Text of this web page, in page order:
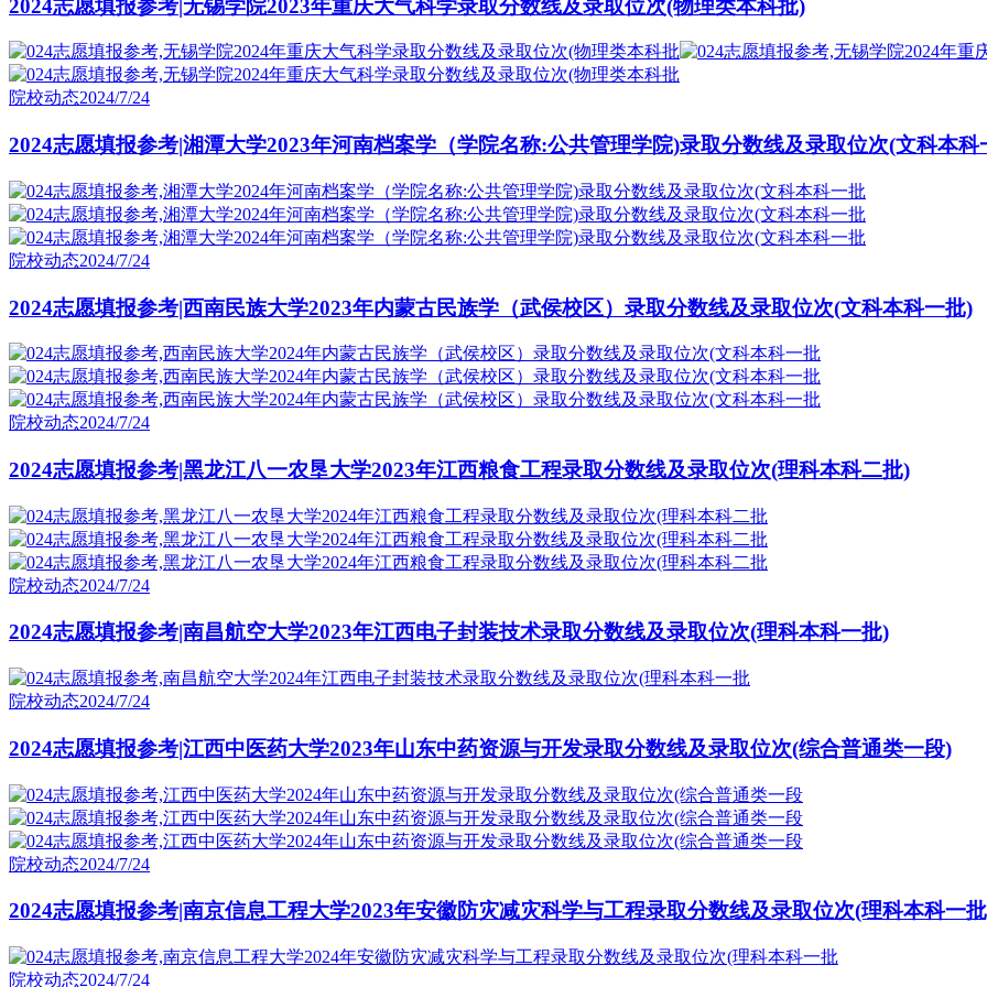
2024志愿填报参考|无锡学院2023年重庆大气科学录取分数线及录取位次(物理类本科批)
院校动态2024/7/24
2024志愿填报参考|湘潭大学2023年河南档案学（学院名称:公共管理学院)录取分数线及录取位次(文科本科
院校动态2024/7/24
2024志愿填报参考|西南民族大学2023年内蒙古民族学（武侯校区）录取分数线及录取位次(文科本科一批)
院校动态2024/7/24
2024志愿填报参考|黑龙江八一农垦大学2023年江西粮食工程录取分数线及录取位次(理科本科二批)
院校动态2024/7/24
2024志愿填报参考|南昌航空大学2023年江西电子封装技术录取分数线及录取位次(理科本科一批)
院校动态2024/7/24
2024志愿填报参考|江西中医药大学2023年山东中药资源与开发录取分数线及录取位次(综合普通类一段)
院校动态2024/7/24
2024志愿填报参考|南京信息工程大学2023年安徽防灾减灾科学与工程录取分数线及录取位次(理科本科一
院校动态2024/7/24